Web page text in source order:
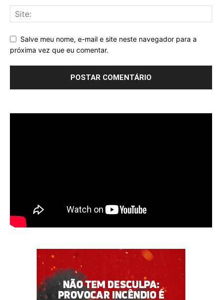
Salve meu nome, e-mail e site neste navegador para a
próxima vez que eu comentar.